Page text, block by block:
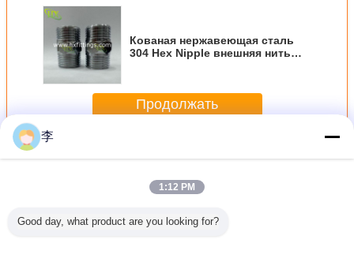
Кованая нержавеющая сталь
304 Hex Nipple внешняя нить
Продолжать
Больше
李
1:12 PM
Good day, what product are you looking for?